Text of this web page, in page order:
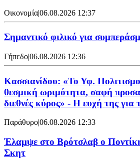
Οικονομία|06.08.2026 12:37
Σημαντικό φιλικό για
Γήπεδο|06.08.2026 12:36
Κασσιανίδου: «Το Υφ.
θεσμική ωριμότητα, σαφή
διεθνές κύρος» - Η ευχή της για
Παράθυρο|06.08.2026 12:33
Έλαμψε στο Βρότσλαβ ο
Σκητ